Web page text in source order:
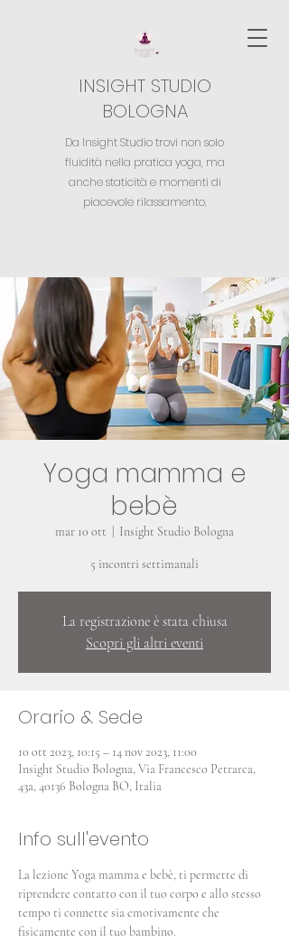
INSIGHT STUDIO
BOLOGNA
Da Insight Studio trovi non solo
fluidità nella pratica yoga, ma
anche staticità e momenti di
piacevole rilassamento.
Yoga mamma e
bebè
mar 10 ott Insight Studio Bologna
5 incontri settimanali
La registrazione è stata chiusa
Scopri gli altri eventi
Orario & Sede
10 ott 2023, 10:15 – 14 nov 2023, 11:00
Insight Studio Bologna, Via Francesco Petrarca,
43a, 40136 Bologna BO, Italia
Info sull'evento
La lezione Yoga mamma e bebè, ti permette di
riprendere contatto con il tuo corpo e allo stesso
tempo ti connette sia emotivamente che
fisicamente con il tuo bambino.